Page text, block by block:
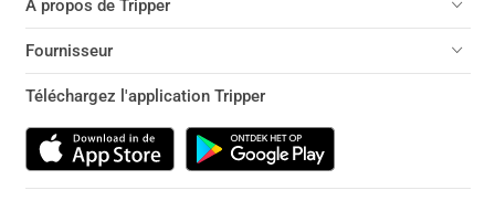
A propos de Tripper
Fournisseur
Téléchargez l'application Tripper